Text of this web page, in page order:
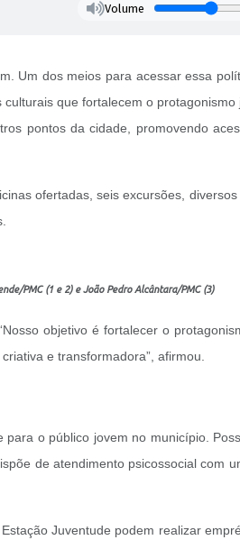
Volume
Um dos meios para acessar essa
que fortalecem o protagonismo
pontos da cidade, promovendo
ofertadas, seis excursões, diversos
PMC (1 e 2) e João Pedro Alcântara/PMC (3)
objetivo é fortalecer o
e transformadora”, afirmou.
o público jovem no município.
de atendimento psicossocial com
Juventude podem realizar